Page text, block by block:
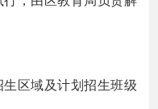
区域及计划招生班级